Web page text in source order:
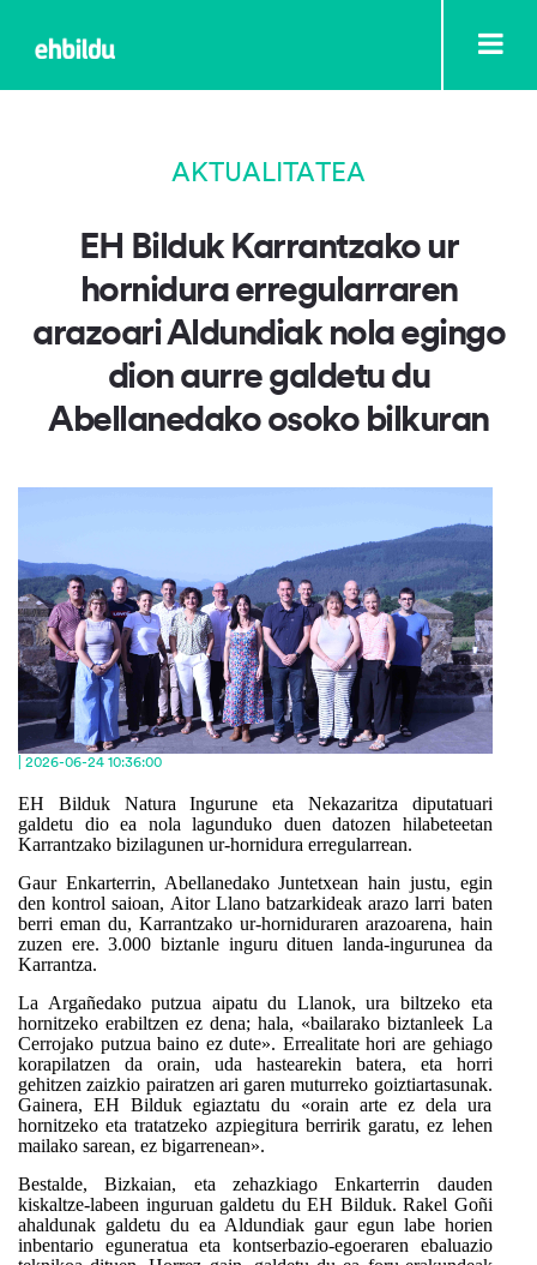
AKTUALITATEA
EH Bilduk Karrantzako ur
hornidura erregularraren
arazoari Aldundiak nola egingo
dion aurre galdetu du
Abellanedako osoko bilkuran
| 2026-06-24 10:36:00
EH Bilduk Natura Ingurune eta Nekazaritza diputatuari
galdetu dio ea nola lagunduko duen datozen hilabeteetan
Karrantzako bizilagunen ur-hornidura erregularrean.
Gaur Enkarterrin, Abellanedako Juntetxean hain justu, egin
den kontrol saioan, Aitor Llano batzarkideak arazo larri baten
berri eman du, Karrantzako ur-horniduraren arazoarena, hain
zuzen ere. 3.000 biztanle inguru dituen landa-ingurunea da
Karrantza.
La Argañedako putzua aipatu du Llanok, ura biltzeko eta
hornitzeko erabiltzen ez dena; hala, «bailarako biztanleek La
Cerrojako putzua baino ez dute». Errealitate hori are gehiago
korapilatzen da orain, uda hastearekin batera, eta horri
gehitzen zaizkio pairatzen ari garen muturreko goiztiartasunak.
Gainera, EH Bilduk egiaztatu du «orain arte ez dela ura
hornitzeko eta tratatzeko azpiegitura berririk garatu, ez lehen
mailako sarean, ez bigarrenean».
Bestalde, Bizkaian, eta zehazkiago Enkarterrin dauden
kiskaltze-labeen inguruan galdetu du EH Bilduk. Rakel Goñi
ahaldunak galdetu du ea Aldundiak gaur egun labe horien
inbentario eguneratua eta kontserbazio-egoeraren ebaluazio